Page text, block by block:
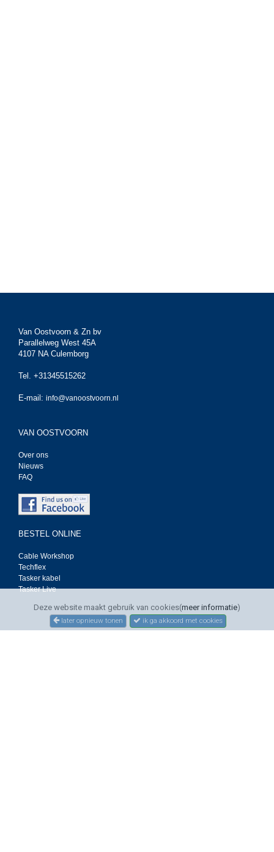
Deze website maakt gebruik van cookies(meer informatie)
later opnieuw tonen ik ga akkoord met cookies
Van Oostvoorn & Zn bv
Parallelweg West 45A
4107 NA Culemborg
Tel. +31345515262
E-mail: info@vanoostvoorn.nl
VAN OOSTVOORN
Over ons
Nieuws
FAQ
BESTEL ONLINE
Cable Workshop
Techflex
Tasker kabel
Tasker Live